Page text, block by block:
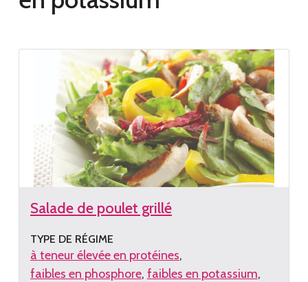
Salade de poulet grillé
TYPE DE RÉGIME
à teneur élevée en protéines
faibles en phosphore faibles en potassium